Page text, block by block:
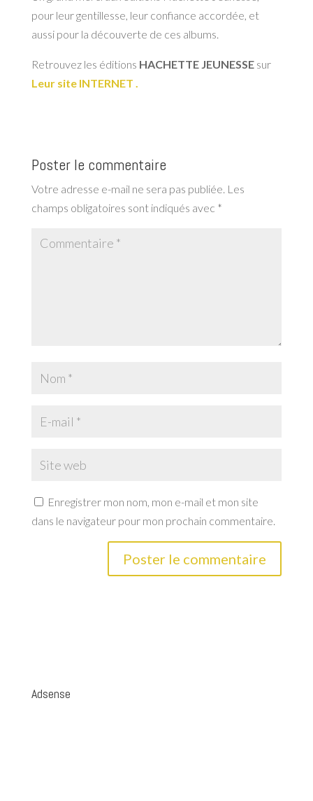
pour leur gentillesse, leur confiance accordée, et
aussi pour la découverte de ces albums.
Retrouvez les éditions HACHETTE JEUNESSEsur
Leur site INTERNET .
Poster le commentaire
Votre adresse e-mail ne sera pas publiée. Les
champs obligatoires sont indiqués avec *
Enregistrer mon nom, mon e-mail et mon site
dans le navigateur pour mon prochain commentaire.
Adsense